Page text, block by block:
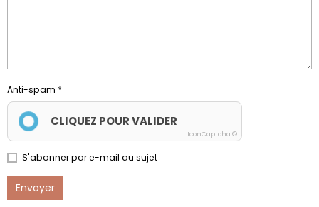
Anti-spam
CLIQUEZ POUR VALIDER
IconCaptcha ©
S'abonner par e-mail au sujet
Envoyer